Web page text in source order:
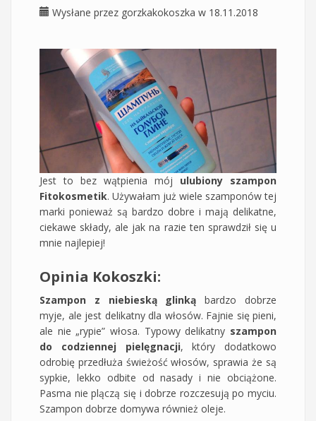
Wysłane przez gorzkakokoszka w 18.11.2018
Jest to bez wątpienia mój ulubiony szampon
Fitokosmetik. Używałam już wiele szamponów tej
marki ponieważ są bardzo dobre i mają delikatne,
ciekawe składy, ale jak na razie ten sprawdził się u
mnie najlepiej!
Opinia Kokoszki:
Szampon z niebieską glinkąbardzo dobrze
myje, ale jest delikatny dla włosów. Fajnie się pieni,
ale nie „rypie” włosa. Typowy delikatny szampon
do codziennej pielęgnacji, który dodatkowo
odrobię przedłuża świeżość włosów, sprawia że są
sypkie, lekko odbite od nasady i nie obciążone.
Pasma nie plączą się i dobrze rozczesują po myciu.
Szampon dobrze domywa również oleje.